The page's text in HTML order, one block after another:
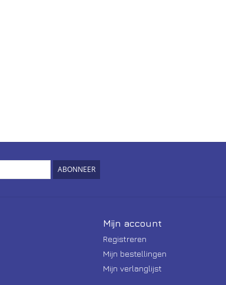
ABONNEER
Mijn account
Registreren
Mijn bestellingen
Mijn verlanglijst